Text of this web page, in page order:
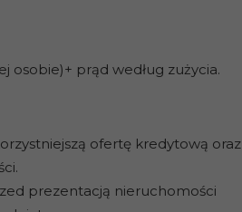
osobie)+ prąd według zużycia.
ofertę kredytową oraz
prezentacją nieruchomości